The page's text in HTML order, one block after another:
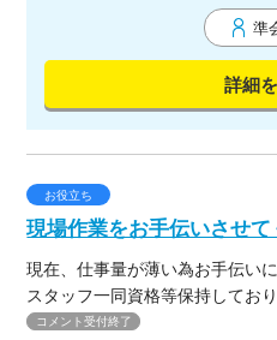
準
詳細
お役立ち
現場作業をお手伝いさせて
現在、仕事量が薄い為お手伝い
スタッフ一同資格等保持してお
をさせてください。
コメント受付終了